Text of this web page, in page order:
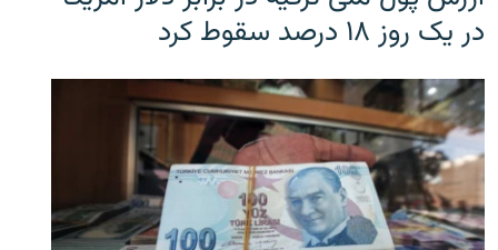
در یک روز ۱۸ درصد سقوط کرد